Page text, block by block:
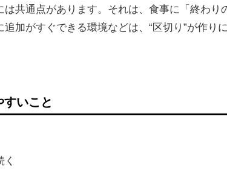
は共通点があります。それは、食事に「終わり
追加がすぐできる環境などは、“区切り”が作り
すいこと
く